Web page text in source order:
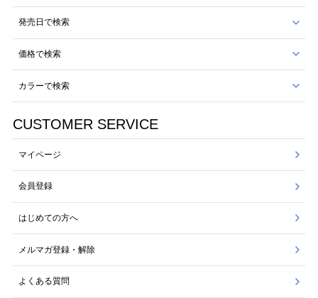
発売日で検索
価格で検索
カラーで検索
CUSTOMER SERVICE
マイページ
会員登録
はじめての方へ
メルマガ登録・解除
よくある質問